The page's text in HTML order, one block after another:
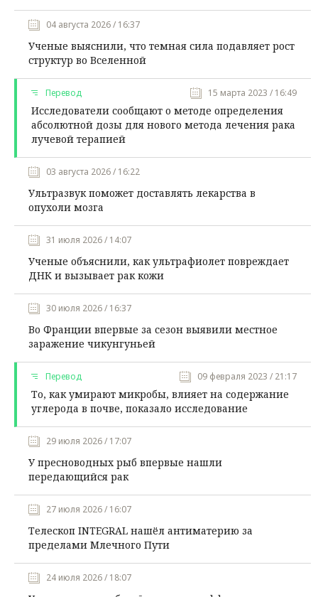
04 августа 2026 / 16:37
Ученые выяснили, что темная сила подавляет рост
структур во Вселенной
Перевод 15 марта 2023 / 16:49
Исследователи сообщают о методе определения
абсолютной дозы для нового метода лечения рака
лучевой терапией
03 августа 2026 / 16:22
Ультразвук поможет доставлять лекарства в
опухоли мозга
31 июля 2026 / 14:07
Ученые объяснили, как ультрафиолет повреждает
ДНК и вызывает рак кожи
30 июля 2026 / 16:37
Во Франции впервые за сезон выявили местное
заражение чикунгуньей
Перевод 09 февраля 2023 / 21:17
То, как умирают микробы, влияет на содержание
углерода в почве, показало исследование
29 июля 2026 / 17:07
У пресноводных рыб впервые нашли
передающийся рак
27 июля 2026 / 16:07
Телескоп INTEGRAL нашёл антиматерию за
пределами Млечного Пути
24 июля 2026 / 18:07